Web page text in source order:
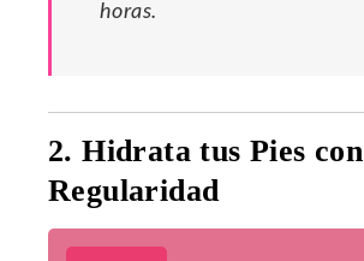
horas.
2. Hidrata tus Pies con
Regularidad